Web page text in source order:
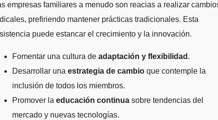
empresas familiares a menudo son reacias a realizar
prefiriendo mantener prácticas tradicionales. Esta
puede estancar el crecimiento y la innovación.
Fomentar una cultura de adaptación y flexibilidad .
Desarrollar una estrategia de cambio que contemple la
inclusión de todos los miembros.
Promover la educación continua sobre tendencias del
mercado y nuevas tecnologías.